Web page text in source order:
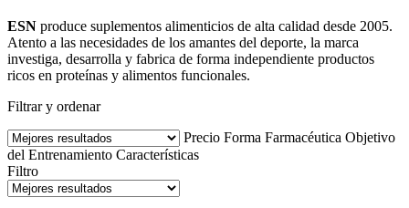
ESN produce suplementos alimenticios de alta calidad desde 2005.
Atento a las necesidades de los amantes del deporte, la marca
investiga, desarrolla y fabrica de forma independiente productos
ricos en proteínas y alimentos funcionales.
Filtrar y ordenar
Precio Forma Farmacéutica Objetivo
del Entrenamiento Características
Filtro